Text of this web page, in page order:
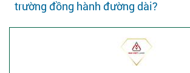
trường đồng hành đường dài?